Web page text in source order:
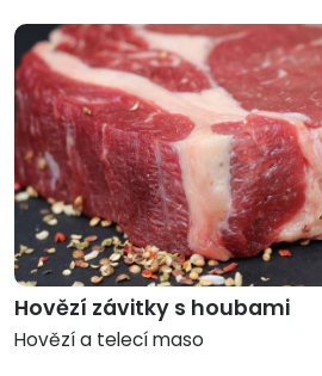
Hovězí závitky s houbami
Hovězí a telecí maso